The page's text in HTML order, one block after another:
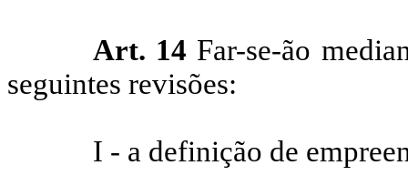
Art. 14 Far-se-ão
seguintes revisões:
I - a definição de